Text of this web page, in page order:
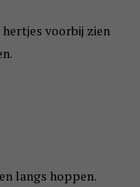
voorbij zien
langs hoppen.